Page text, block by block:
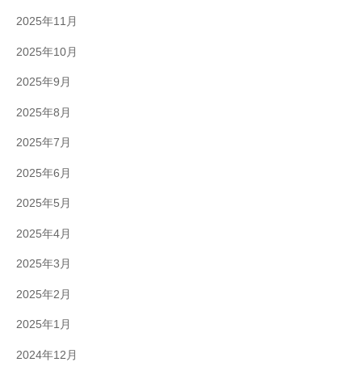
2025年11月
2025年10月
2025年9月
2025年8月
2025年7月
2025年6月
2025年5月
2025年4月
2025年3月
2025年2月
2025年1月
2024年12月